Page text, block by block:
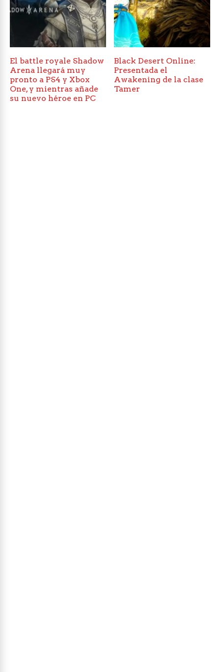
El battle royale Shadow
Arena llegará muy
pronto a PS4 y Xbox
One, y mientras añade
su nuevo héroe en PC
Black Desert Online:
Presentada el
Awakening de la clase
Tamer